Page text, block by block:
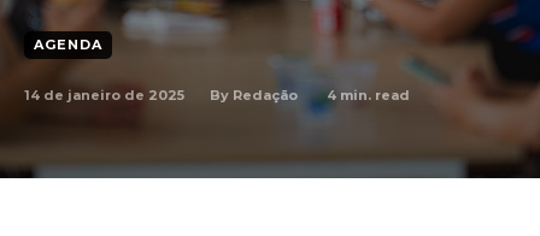
AGENDA
14 de janeiro de 2025 By Redação 4 min. read